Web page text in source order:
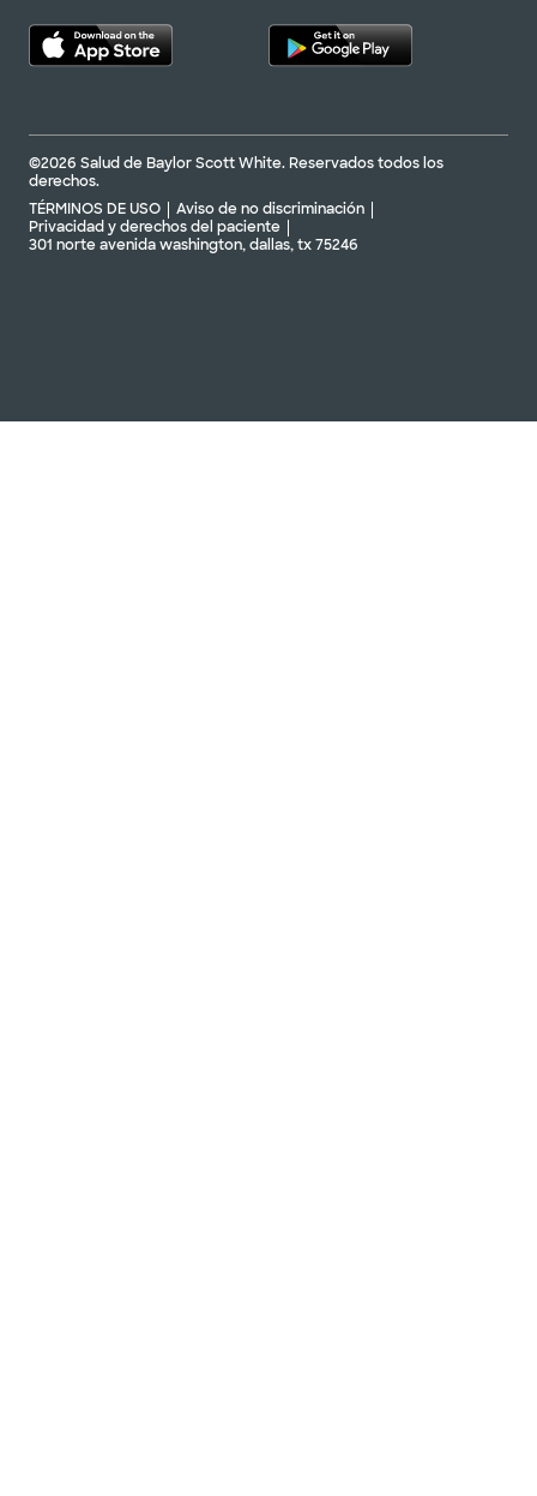
©2026 Salud de Baylor Scott White. Reservados todos los
derechos.
TÉRMINOS DE USO
Aviso de no discriminación
Privacidad y derechos del paciente
301 norte avenida washington, dallas, tx 75246